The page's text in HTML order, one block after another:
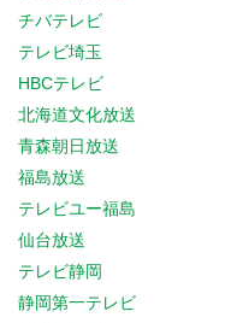
チバテレビ
テレビ埼玉
HBCテレビ
北海道文化放送
青森朝日放送
福島放送
テレビユー福島
仙台放送
テレビ静岡
静岡第一テレビ